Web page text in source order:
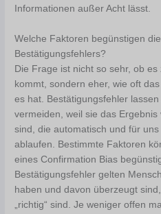
Informationen außer Acht lässt.
Welche Faktoren begünstigen
Bestätigungsfehlers?
Die Frage ist nicht so sehr, ob
kommt, sondern eher, wie oft
es hat. Bestätigungsfehler
vermeiden, weil sie das
sind, die automatisch und für
ablaufen. Bestimmte Faktoren
eines Confirmation Bias
Bestätigungsfehler gelten
haben und davon überzeugt
„richtig“ sind. Je weniger offen